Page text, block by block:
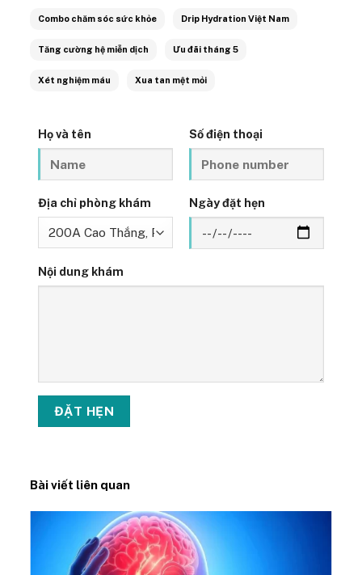
Combo chăm sóc sức khỏe Drip Hydration Việt Nam
Tăng cường hệ miễn dịch Ưu đãi tháng 5
Xét nghiệm máu Xua tan mệt mỏi
Họ và tên Số điện thoại
Địa chỉ phòng khám Ngày đặt hẹn
Nội dung khám
Bài viết liên quan